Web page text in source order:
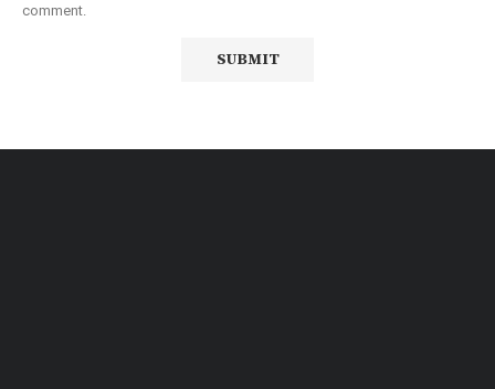
comment.